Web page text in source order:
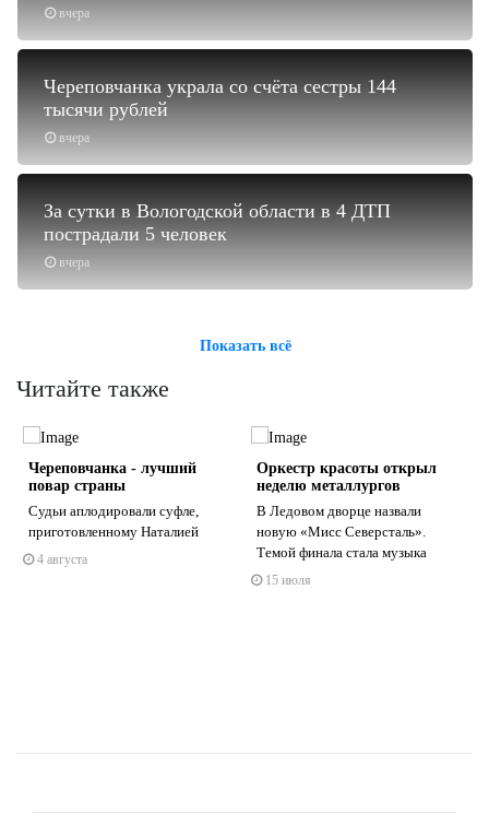
вчера
вчера
Череповчанка украла со счёта сестры 144
тысячи рублей
вчера
За сутки в Вологодской области в 4 ДТП
пострадали 5 человек
Показать всё
Читайте также
Череповчанка - лучший
повар страны
Судьи аплодировали суфле,
приготовленному Наталией
4 августа
Оркестр красоты открыл
неделю металлургов
В Ледовом дворце назвали
новую «Мисс Северсталь».
Темой финала стала музыка
15 июля